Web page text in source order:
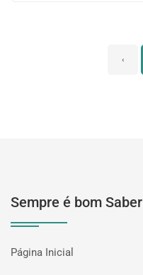
‹
Sempre é bom Saber
Página Inicial